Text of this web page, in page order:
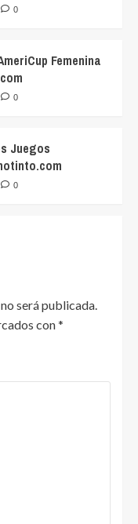
0
Femenina
0
Juegos
0
será publicada.
con*